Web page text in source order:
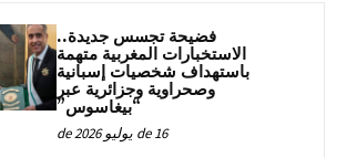
فضيحة تجسس جديدة..
الاستخبارات المغربية متهمة
باستهداف شخصيات إسبانية
وصحراوية وجزائرية عبر
“بيغاسوس”
16 de يوليو de 2026